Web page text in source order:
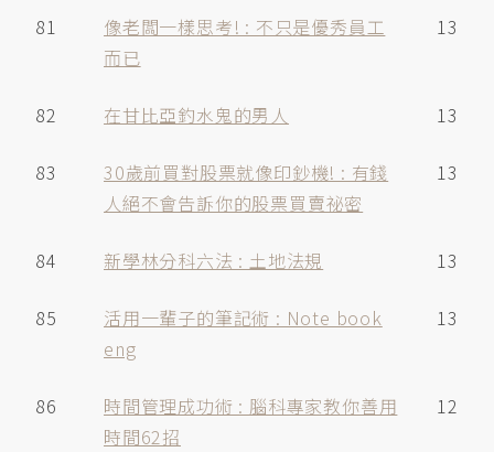
81
像老闆一樣思考! : 不只是優秀員工
而已
13
82 在甘比亞釣水鬼的男人 13
83
30歲前買對股票就像印鈔機! : 有錢
人絕不會告訴你的股票買賣祕密
13
84 新學林分科六法 : 土地法規 13
85
活用一輩子的筆記術 : Note book
eng
13
86
時間管理成功術 : 腦科專家教你善用
時間62招
12